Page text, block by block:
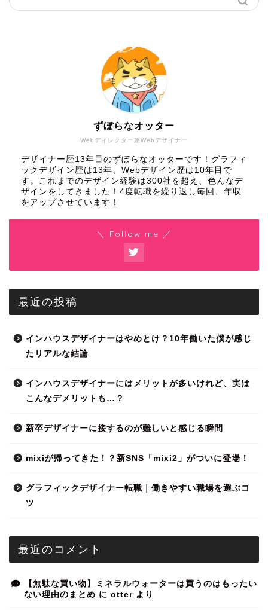
Webディレクター兼Webデザイナー
ずぼらなオッター
デザイナー歴13年目のずぼらなオッターです！グラフィ
ックデザイン歴は13年、Webデザイン歴は10年目で
す。これまでのデザイン経験は300社を超え、色んなデ
ザインをしてきました！4度転職を繰り返し毎回、年収
をアップさせています！
＼ Follow me ／
最近の投稿
インハウスデザイナーはやめとけ？10年働いた僕が感じ
たリアルな結論
インハウスデザイナーにはメリットが多いけれど、実は
こんなデメリットも…？
新卒デザイナーに接するのが難しいと感じる瞬間
mixiが帰ってきた！？新SNS「mixi2」がついに登場！
グラフィックデザイナー転職｜働きやすい職場を選ぶコ
ツ
最近のコメント
【無駄な買い物】ミネラルウォーターは買うのはもったい
ない理由のまとめ に otter より